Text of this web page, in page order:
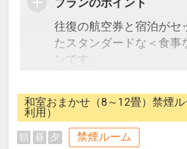
往復の航空券と宿泊がセ
たスタンダードな＜食事
ンです。
できるダイナミックパッ
ら、一都市滞在はもちろ
にも最適！
旅行期間中の1泊だけの宿
和室おまかせ（8～12畳）禁煙ル
利用）
朝 昼 夕 禁煙ルーム